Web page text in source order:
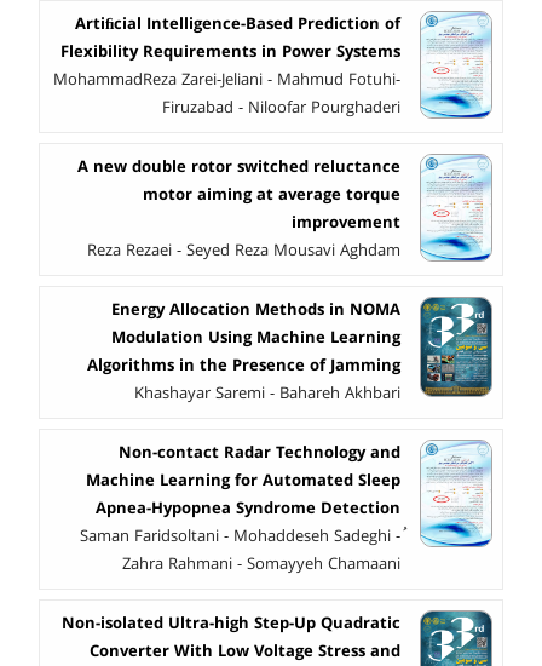
Artiﬁcial Intelligence-Based Prediction of
Flexibility Requirements in Power Systems
MohammadReza Zarei-Jeliani - Mahmud Fotuhi-
Firuzabad - Niloofar Pourghaderi
A new double rotor switched reluctance
motor aiming at average torque
improvement
Reza Rezaei - Seyed Reza Mousavi Aghdam
Energy Allocation Methods in NOMA
Modulation Using Machine Learning
Algorithms in the Presence of Jamming
Khashayar Saremi - Bahareh Akhbari
Non-contact Radar Technology and
Machine Learning for Automated Sleep
Apnea-Hypopnea Syndrome Detection
ُSaman Faridsoltani - Mohaddeseh Sadeghi -
Zahra Rahmani - Somayyeh Chamaani
Non-isolated Ultra-high Step-Up Quadratic
Converter With Low Voltage Stress and